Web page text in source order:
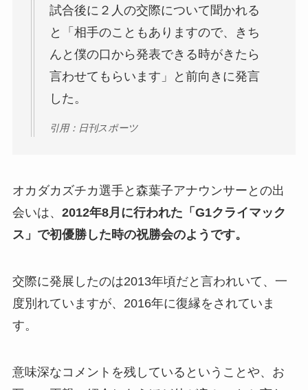
試合後に２人の交際について聞かれる
と「相手のこともありますので、きち
んと僕の口から発表できる時がきたら
言わせてもらいます」と前向きに発言
した。
引用：日刊スポーツ
オカダカズチカ選手と森葉子アナウンサーとの出
会いは、 2012年8月に行われた「G1クライマック
ス」で初優勝した時の祝勝会のようです。
交際に発展したのは2013年頃だと言われいて、一
度別れていますが、2016年に復縁をされていま
す。
意味深なコメントを残しているということや、お